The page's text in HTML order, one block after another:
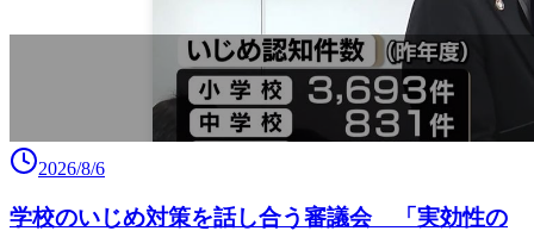
2026/8/6
学校のいじめ対策を話し合う審議会 「実効性の